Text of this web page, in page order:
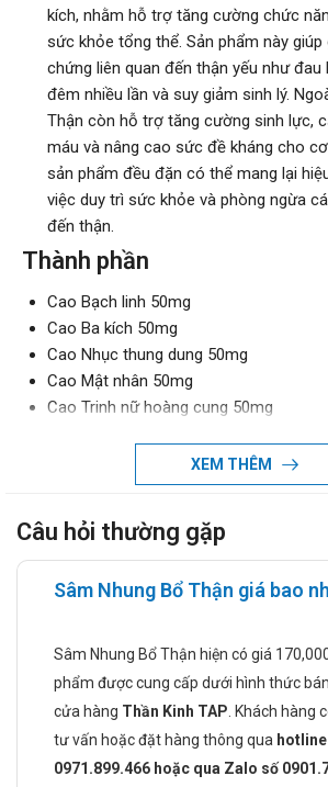
kích, nhằm hỗ trợ tăng cường chức
sức khỏe tổng thể. Sản phẩm này
chứng liên quan đến thận yếu như đau
đêm nhiều lần và suy giảm sinh lý.
Thận còn hỗ trợ tăng cường sinh lực,
máu và nâng cao sức đề kháng cho
sản phẩm đều đặn có thể mang lại
việc duy trì sức khỏe và phòng ngừa
đến thận.
Thành phần
Cao Bạch linh 50mg
Cao Ba kích 50mg
Cao Nhục thung dung 50mg
Cao Mật nhân 50mg
Cao Trinh nữ hoàng cung 50mg
Cao Thỏ ty tử 30mg
Cao Tục đoạn 25mg
Cao Câu kỷ tử 25mg
Cao Bách hợp 20mg
Cao Đỗ trọng 20mg
Cao Liên nhục 10mg
Cao Đẳng sâm 10mg
Cao Bạch truật 10mg
Cao Cấu tích 10mg
Cao Trạch tả 10mg
XEM THÊM
Câu hỏi thường gặp
Sâm Nhung Bổ Thận giá bao
Sâm Nhung Bổ Thận hiện có giá
phẩm được cung cấp dưới hình thức
cửa hàng Thần Kinh TAP . Khách hàng
tư vấn hoặc đặt hàng thông qua hotline
0971.899.466 hoặc qua Zalo số